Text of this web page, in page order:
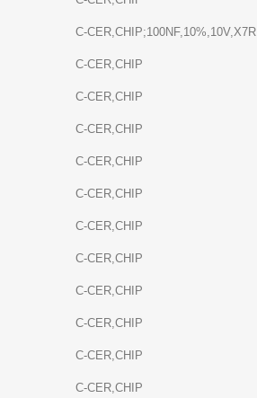
C-
C-CER,CHIP
C-CER,CHIP
C-CER,CHIP
C-CER,CHIP
C-CER,CHIP
C-CER,CHIP
C-CER,CHIP
C-CER,CHIP
C-CER,CHIP
C-CER,CHIP
C-CER,CHIP